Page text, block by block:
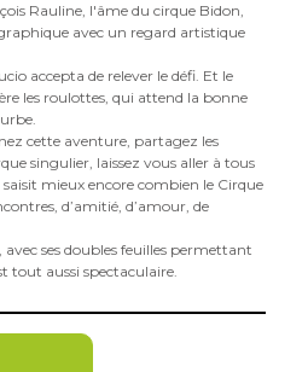
Rauline, l'âme du cirque Bidon,
avec un regard artistique
accepta de relever le défi. Et le
les roulottes, qui attend la bonne
cette aventure, partagez les
singulier, laissez vous aller à tous
mieux encore combien le Cirque
d’amitié, d’amour, de
ses doubles feuilles permettant
tout aussi spectaculaire.